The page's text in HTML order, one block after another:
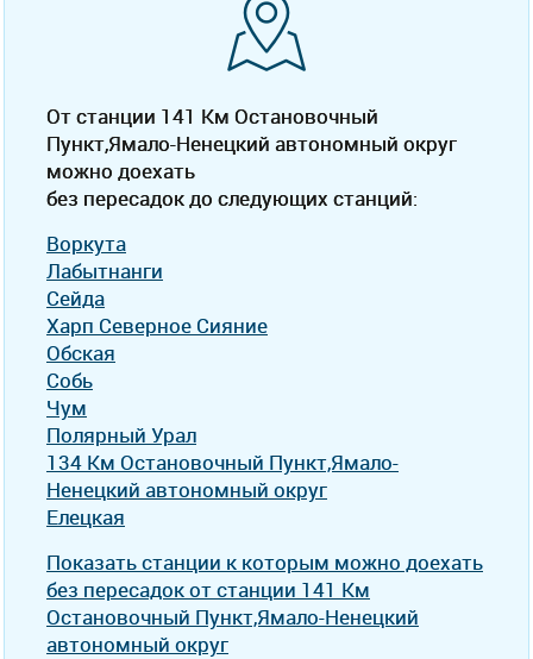
От станции 141 Км Остановочный
Пункт,Ямало-Ненецкий автономный округ
можно доехать
без пересадок до следующих станций:
Воркута
Лабытнанги
Сейда
Харп Северное Сияние
Обская
Собь
Чум
Полярный Урал
134 Км Остановочный Пункт,Ямало-
Ненецкий автономный округ
Елецкая
Показать станции к которым можно доехать
без пересадок от станции 141 Км
Остановочный Пункт,Ямало-Ненецкий
автономный округ